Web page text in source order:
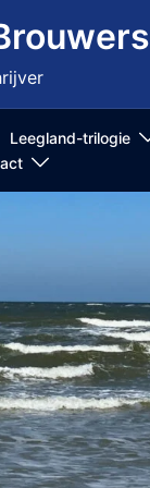
Leegland-trilogie